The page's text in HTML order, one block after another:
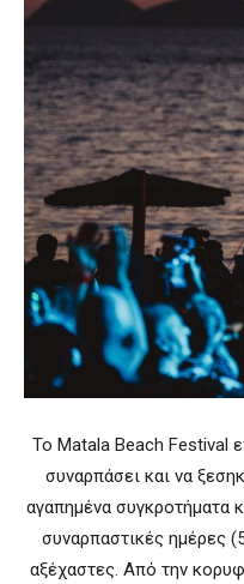
Το Matala Beach Festival
συναρπάσει και να
αγαπημένα συγκροτήματα
συναρπαστικές ημέρες
αξέχαστες. Από την